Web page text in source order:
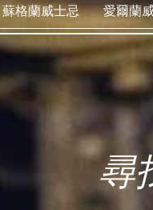
蘇格蘭威士忌 愛爾蘭
尋